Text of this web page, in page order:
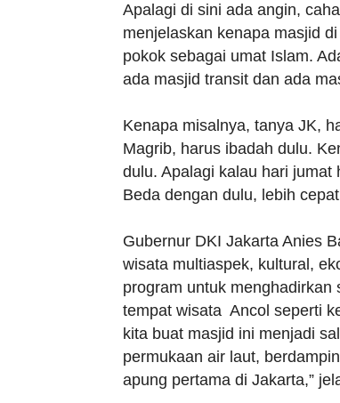
Apalagi di sini ada angin,
menjelaskan kenapa masjid
pokok sebagai umat Islam.
ada masjid transit dan ada
Kenapa misalnya, tanya JK,
Magrib, harus ibadah dulu.
dulu. Apalagi kalau hari
Beda dengan dulu, lebih
Gubernur DKI Jakarta Anies
wisata multiaspek, kultural,
program untuk
tempat wisata Ancol seperti
kita buat masjid ini menjadi
permukaan air laut,
apung pertama di Jakarta,”